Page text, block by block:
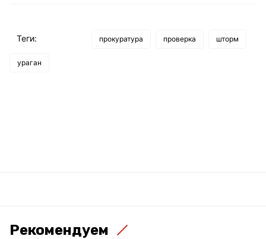
Теги: прокуратура проверка шторм
ураган
Рекомендуем